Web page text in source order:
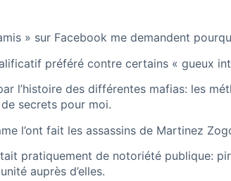
» sur Facebook me demandent
préféré contre certains « gueux
l’histoire des différentes mafias: les
secrets pour moi.
l’ont fait les assassins de Martinez
pratiquement de notoriété publique:
auprès d’elles.